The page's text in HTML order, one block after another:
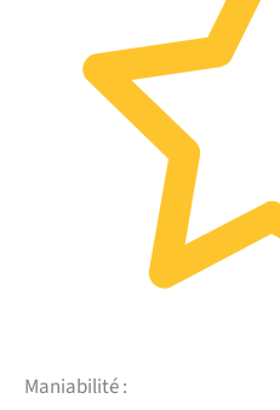
Maniabilité :